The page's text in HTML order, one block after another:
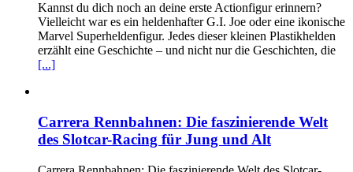
Kannst du dich noch an deine erste Actionfigur erinnern?
Vielleicht war es ein heldenhafter G.I. Joe oder eine ikonische
Marvel Superheldenfigur. Jedes dieser kleinen Plastikhelden
erzählt eine Geschichte – und nicht nur die Geschichten, die
[...]
Carrera Rennbahnen: Die faszinierende Welt
des Slotcar-Racing für Jung und Alt